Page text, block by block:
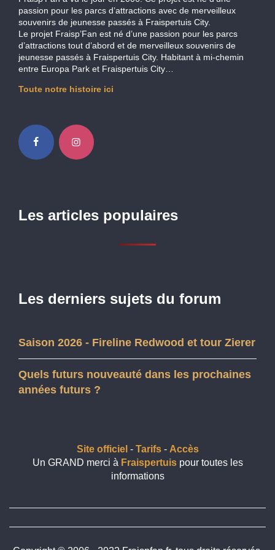
passion pour les parcs d’attractions avec de merveilleux
souvenirs de jeunesse passés à Fraispertuis City.
Le projet Fraisp’Fan est né d’une passion pour les parcs
d’attractions tout d’abord et de merveilleux souvenirs de
jeunesse passés à Fraispertuis City. Habitant à mi-chemin
entre Europa Park et Fraispertuis City…
Toute notre histoire ici
Les articles populaires
Les derniers sujets du forum
Saison 2026 - Fireline Redwood et tour Zierer
Quels futurs nouveauté dans les prochaines
années futurs ?
Site officiel - Tarifs- Accès
Un GRAND merci à Fraispertuispour toutes les
informations